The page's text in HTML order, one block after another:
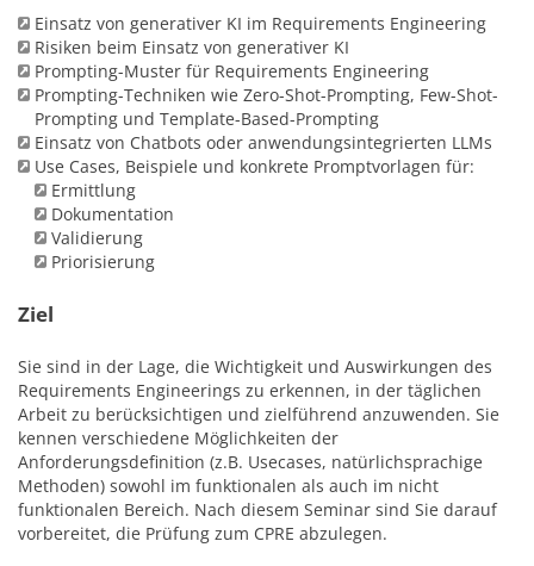
Einsatz von generativer KI im Requirements Engineering
Risiken beim Einsatz von generativer KI
Prompting-Muster für Requirements Engineering
Prompting-Techniken wie Zero-Shot-Prompting, Few-Shot-
Prompting und Template-Based-Prompting
Einsatz von Chatbots oder anwendungsintegrierten LLMs
Use Cases, Beispiele und konkrete Promptvorlagen für:
Ermittlung
Dokumentation
Validierung
Priorisierung
Ziel
Sie sind in der Lage, die Wichtigkeit und Auswirkungen des
Requirements Engineerings zu erkennen, in der täglichen
Arbeit zu berücksichtigen und zielführend anzuwenden. Sie
kennen verschiedene Möglichkeiten der
Anforderungsdefinition (z.B. Usecases, natürlichsprachige
Methoden) sowohl im funktionalen als auch im nicht
funktionalen Bereich. Nach diesem Seminar sind Sie darauf
vorbereitet, die Prüfung zum CPRE abzulegen.